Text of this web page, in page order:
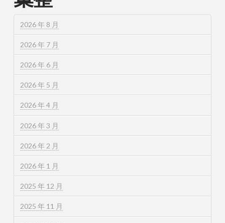
2026 年 8 月
2026 年 7 月
2026 年 6 月
2026 年 5 月
2026 年 4 月
2026 年 3 月
2026 年 2 月
2026 年 1 月
2025 年 12 月
2025 年 11 月